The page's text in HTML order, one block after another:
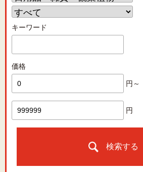
キーワード
価格
円～
円
検索する